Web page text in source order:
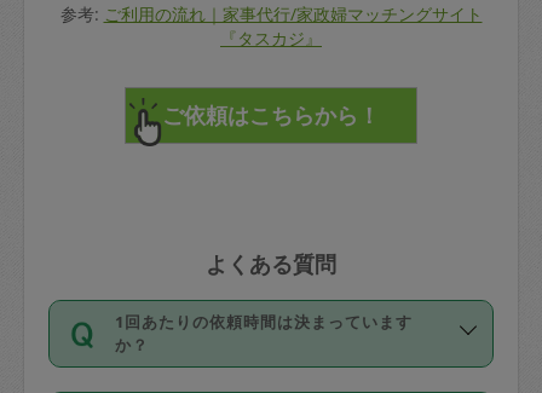
参考: ご利用の流れ｜家事代行/家政婦マッチングサイト
『タスカジ』
よくある質問
1回あたりの依頼時間は決まっています
か？